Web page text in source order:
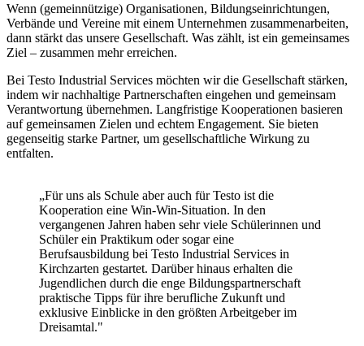
Wenn (gemeinnützige) Organisationen, Bildungseinrichtungen,
Verbände und Vereine mit einem Unternehmen zusammenarbeiten,
dann stärkt das unsere Gesellschaft. Was zählt, ist ein gemeinsames
Ziel – zusammen mehr erreichen.
Bei Testo Industrial Services möchten wir die Gesellschaft stärken,
indem wir nachhaltige Partnerschaften eingehen und gemeinsam
Verantwortung übernehmen. Langfristige Kooperationen basieren
auf gemeinsamen Zielen und echtem Engagement. Sie bieten
gegenseitig starke Partner, um gesellschaftliche Wirkung zu
entfalten.
„Für uns als Schule aber auch für Testo ist die
Kooperation eine Win-Win-Situation. In den
vergangenen Jahren haben sehr viele Schülerinnen und
Schüler ein Praktikum oder sogar eine
Berufsausbildung bei Testo Industrial Services in
Kirchzarten gestartet. Darüber hinaus erhalten die
Jugendlichen durch die enge Bildungspartnerschaft
praktische Tipps für ihre berufliche Zukunft und
exklusive Einblicke in den größten Arbeitgeber im
Dreisamtal."